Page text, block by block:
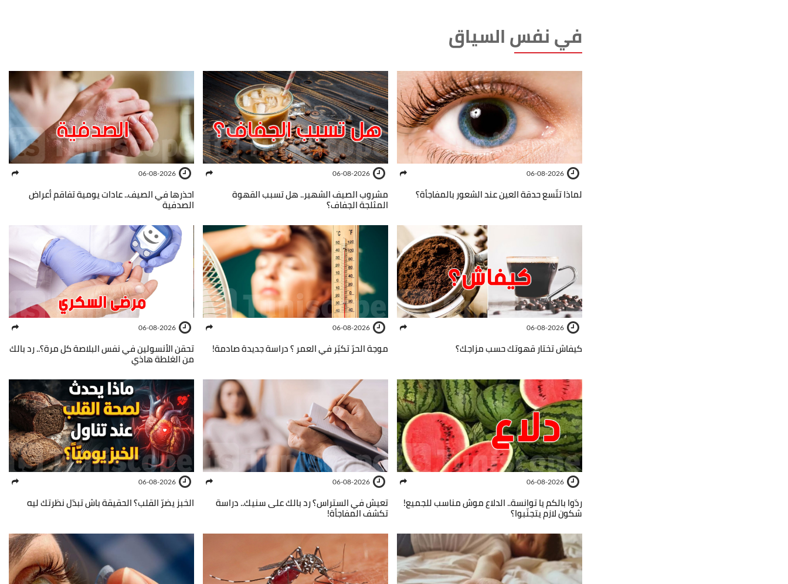
في نفس السياق
06-08-2026
لماذا تتّسع حدقة العين عند الشعور بالمفاجأة؟
06-08-2026
مشروب الصيف الشهير.. هل تسبب القهوة
المثلجة الجفاف؟
06-08-2026
احذرها في الصيف.. عادات يومية تفاقم أعراض
الصدفية
06-08-2026
كيفاش تختار قهوتك حسب مزاجك؟
06-08-2026
موجة الحرّ تكبّر في العمر ؟ دراسة جديدة صادمة!
06-08-2026
تحقن الأنسولين في نفس البلاصة كل مرة؟.. رد بالك
من الغلطة هاذي
06-08-2026
ردّوا بالكم يا توانسة.. الدلاع موش مناسب للجميع!
شكون لازم يتجنّبوا؟
06-08-2026
تعيش في الستراس؟ رد بالك على سنيك.. دراسة
تكشف المفاجأة!
06-08-2026
الخبز يضرّ القلب؟ الحقيقة باش تبدّل نظرتك ليه